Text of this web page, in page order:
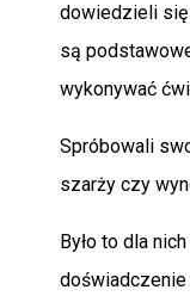
dowiedzieli
są
wykonywać
Spróbowali
szarży czy
Było to dla